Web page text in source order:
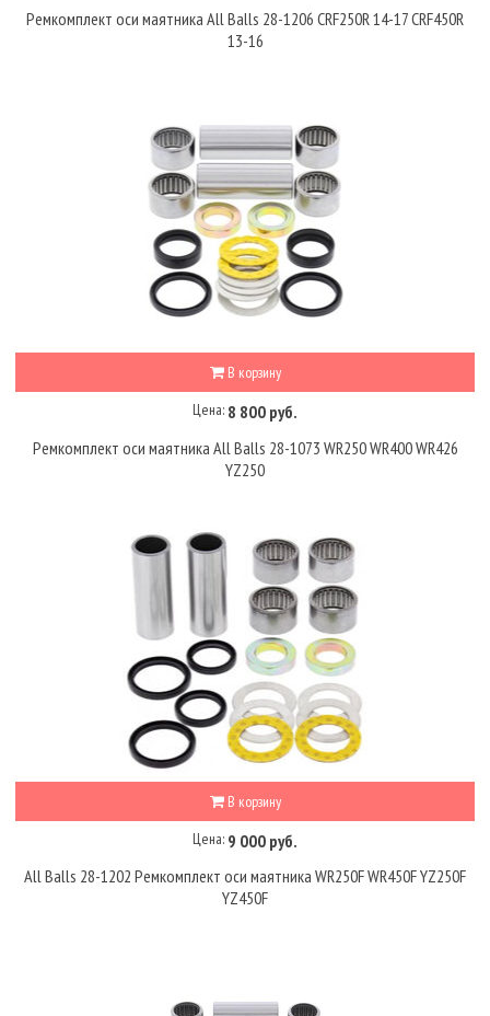
Ремкомплект оси маятника All Balls 28-1206 CRF250R 14-17 CRF450R
13-16
В корзину
Цена: 8 800 руб.
Ремкомплект оси маятника All Balls 28-1073 WR250 WR400 WR426
YZ250
В корзину
Цена: 9 000 руб.
All Balls 28-1202 Ремкомплект оси маятника WR250F WR450F YZ250F
YZ450F